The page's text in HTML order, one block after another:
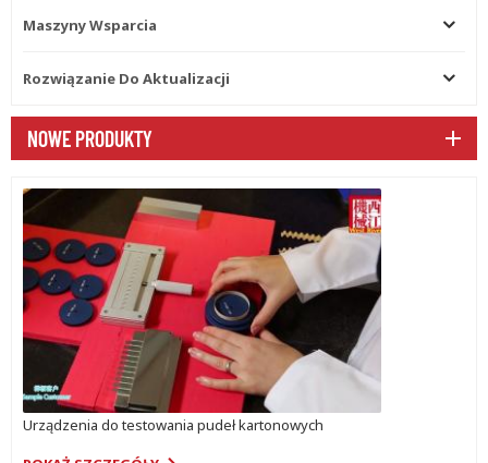
Maszyny Wsparcia
Rozwiązanie Do Aktualizacji
NOWE PRODUKTY
Urządzenia do testowania pudeł kartonowych